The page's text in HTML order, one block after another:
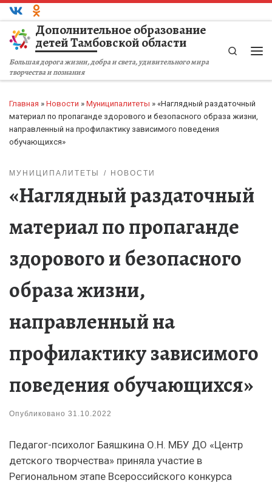
Перейти к содержимому
Дополнительное образование
детей Тамбовской области
Большая дорога жизни, добра и света, удивительного мира
творчества и познания
Search
Главная » Новости » Муниципалитеты » «Наглядный раздаточный
материал по пропаганде здорового и безопасного образа жизни,
направленный на профилактику зависимого поведения
обучающихся»
МУНИЦИПАЛИТЕТЫ НОВОСТИ
«Наглядный раздаточный
материал по пропаганде
здорового и безопасного
образа жизни,
направленный на
профилактику зависимого
поведения обучающихся»
Опубликовано 31.10.2022
Педагог-психолог Баяшкина О.Н. МБУ ДО «Центр
детского творчества» приняла участие в
Региональном этапе Всероссийского конкурса